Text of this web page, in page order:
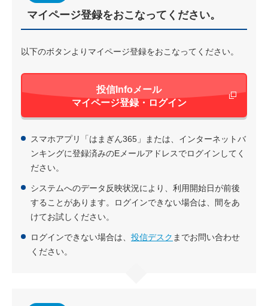
マイページ登録をおこなってください。
以下のボタンよりマイページ登録をおこなってください。
投信Infoメール
マイページ登録・ログイン
新しいウィン
スマホアプリ「はまぎん365」または、インターネットバ
ンキングに登録済みのEメールアドレスでログインしてく
ださい。
システムへのデータ反映状況により、利用開始日が前後
することがあります。ログインできない場合は、間をあ
けてお試しください。
ログインできない場合は、 投信デスク までお問い合わせ
ください。